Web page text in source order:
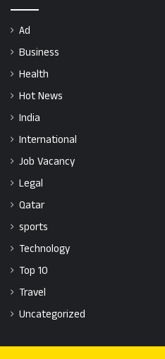
Ad
Business
Health
Hot News
India
International
Job Vacancy
Legal
Qatar
sports
Technology
Top 10
Travel
Uncategorized